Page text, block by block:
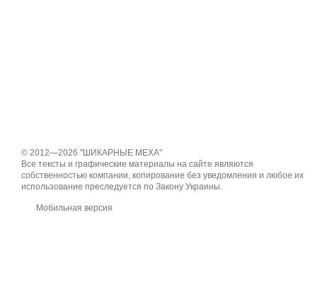
© 2012—2026 "ШИКАРНЫЕ МЕХА"
Все тексты и графические материалы на сайте являются
собственностью компании, копирование без уведомления и любое их
использование преследуется по Закону Украины.
Мобильная версия